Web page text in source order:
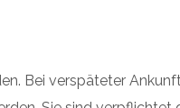
Bei verspäteter